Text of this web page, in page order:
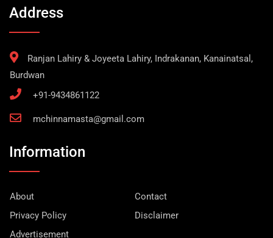
Address
Ranjan Lahiry & Joyeeta Lahiry, Indrakanan, Kanainatsal,
Burdwan
+91-9434861122
mchinnamasta@gmail.com
Information
About
Contact
Privacy Policy
Disclaimer
Advertisement